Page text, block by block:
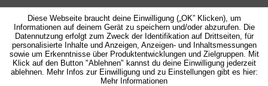
Diese Webseite braucht deine Einwilligung („OK” Klicken), um
Informationen auf deinem Gerät zu speichern und/oder abzurufen. Die
Datennutzung erfolgt zum Zweck der Identifikation auf Drittseiten, für
personalisierte Inhalte und Anzeigen, Anzeigen- und Inhaltsmessungen
sowie um Erkenntnisse über Produktentwicklungen und Zielgruppen. Mit
Klick auf den Button "Ablehnen" kannst du deine Einwilligung jederzeit
ablehnen. Mehr Infos zur Einwilligung und zu Einstellungen gibt es hier:
Mehr Informationen